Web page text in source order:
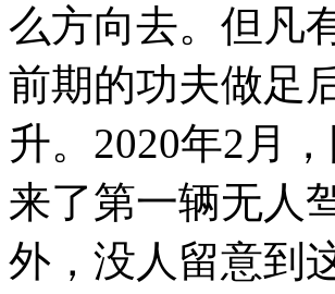
么方向去。但凡
前期的功夫做足
升。2020年2月
来了第一辆无人
外，没人留意到